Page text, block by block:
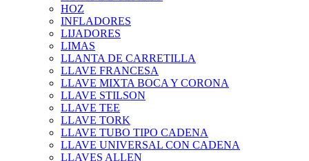
HOZ
INFLADORES
LIJADORES
LIMAS
LLANTA DE CARRETILLA
LLAVE FRANCESA
LLAVE MIXTA BOCA Y CORONA
LLAVE STILSON
LLAVE TEE
LLAVE TORK
LLAVE TUBO TIPO CADENA
LLAVE UNIVERSAL CON CADENA
LLAVES ALLEN